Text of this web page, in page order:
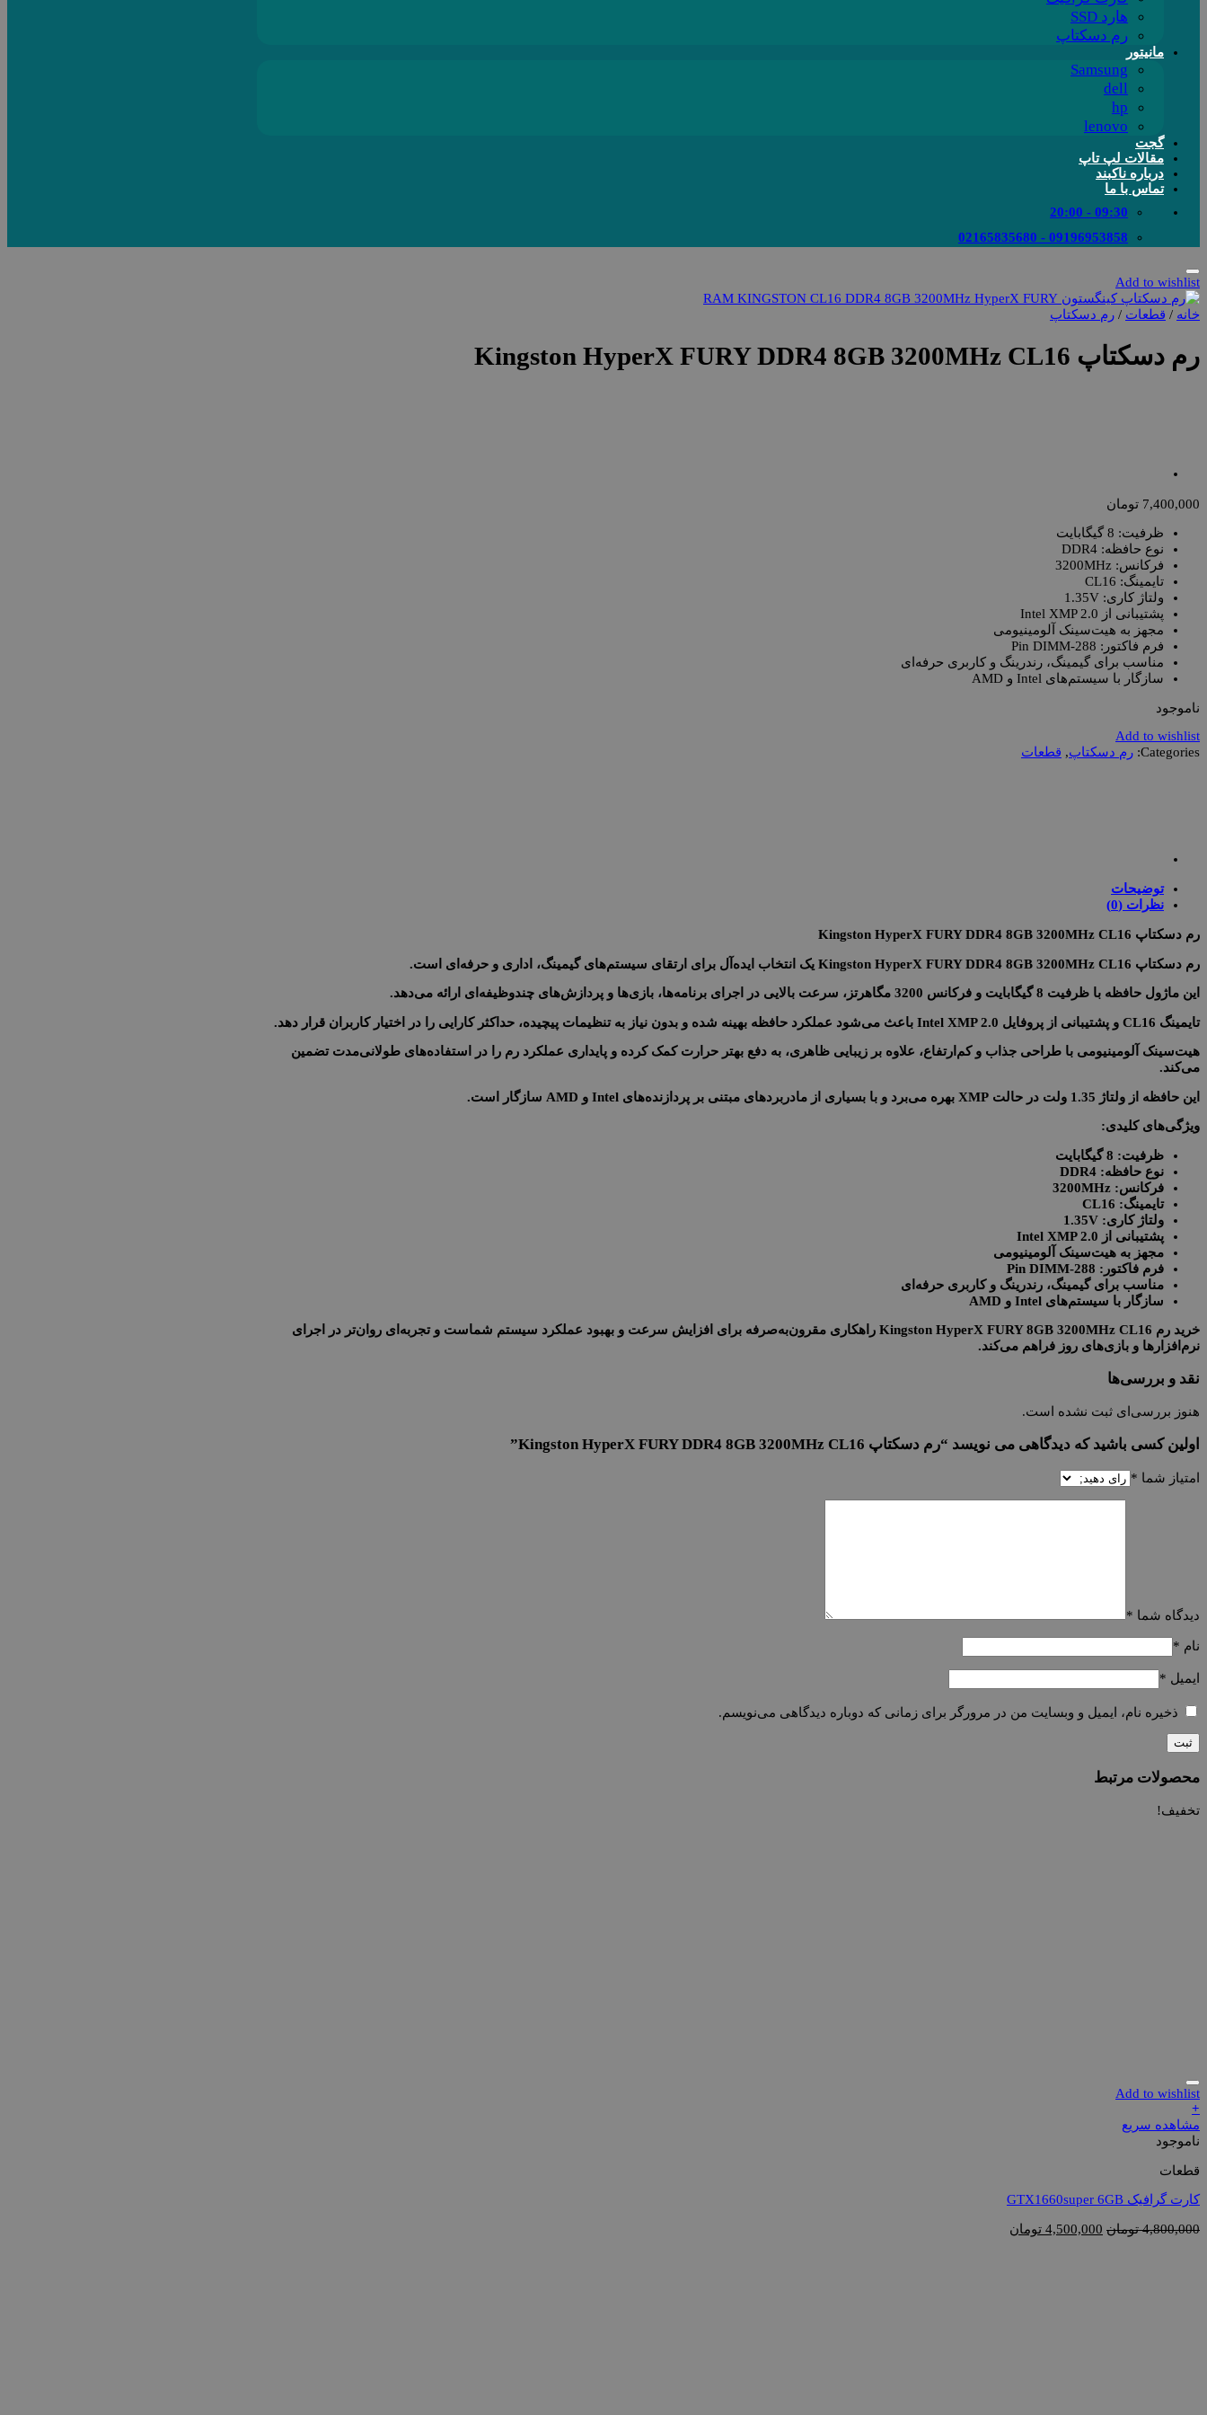
هارد SSD
رم دسکتاپ
مانیتور
Samsung
dell
hp
lenovo
گجت
مقالات لپ تاپ
درباره ناکبند
تماس با ما
09:30 - 20:00
09196953858 - 02165835680
Add to wishlist
خانه / قطعات / رم دسکتاپ
رم دسکتاپ Kingston HyperX FURY DDR4 8GB 3200MHz CL16
7,400,000 تومان
ظرفیت: 8 گیگابایت
نوع حافظه: DDR4
فرکانس: 3200MHz
تایمینگ: CL16
ولتاژ کاری: 1.35V
پشتیبانی از Intel XMP 2.0
مجهز به هیت‌سینک آلومینیومی
فرم فاکتور: 288-Pin DIMM
مناسب برای گیمینگ، رندرینگ و کاربری حرفه‌ای
سازگار با سیستم‌های Intel و AMD
ناموجود
Add to wishlist
Categories: رم دسکتاپ, قطعات
توضیحات
نظرات (0)
رم دسکتاپ Kingston HyperX FURY DDR4 8GB 3200MHz CL16
رم دسکتاپ Kingston HyperX FURY DDR4 8GB 3200MHz CL16 یک انتخاب ایده‌آل برای ارتقای سیستم‌های گیمینگ، اداری و حرفه‌ای است.
این ماژول حافظه با ظرفیت 8 گیگابایت و فرکانس 3200 مگاهرتز، سرعت بالایی در اجرای برنامه‌ها، بازی‌ها و پردازش‌های چندوظیفه‌ای ارائه می‌دهد.
تایمینگ CL16 و پشتیبانی از پروفایل Intel XMP 2.0 باعث می‌شود عملکرد حافظه بهینه شده و بدون نیاز به تنظیمات پیچیده، حداکثر کارایی را در اختیار کاربران قرار دهد.
هیت‌سینک آلومینیومی با طراحی جذاب و کم‌ارتفاع، علاوه بر زیبایی ظاهری، به دفع بهتر حرارت کمک کرده و پایداری عملکرد رم را در استفاده‌های طولانی‌مدت تضمین
می‌کند.
این حافظه از ولتاژ 1.35 ولت در حالت XMP بهره می‌برد و با بسیاری از مادربردهای مبتنی بر پردازنده‌های Intel و AMD سازگار است.
ویژگی‌های کلیدی:
ظرفیت: 8 گیگابایت
نوع حافظه: DDR4
فرکانس: 3200MHz
تایمینگ: CL16
ولتاژ کاری: 1.35V
پشتیبانی از Intel XMP 2.0
مجهز به هیت‌سینک آلومینیومی
فرم فاکتور: 288-Pin DIMM
مناسب برای گیمینگ، رندرینگ و کاربری حرفه‌ای
سازگار با سیستم‌های Intel
و AMD
خرید رم Kingston HyperX FURY 8GB 3200MHz CL16
راهکاری مقرون‌به‌صرفه برای افزایش سرعت و بهبود عملکرد سیستم شماست و تجربه‌ای روان‌تر در اجرای
نرم‌افزارها و بازی‌های روز فراهم می‌کند.
نقد و بررسی‌ها
هنوز بررسی‌ای ثبت نشده است.
اولین کسی باشید که دیدگاهی می نویسد “رم دسکتاپ Kingston HyperX FURY DDR4 8GB 3200MHz CL16”
امتیاز شما *
دیدگاه شما *
نام *
ایمیل *
ذخیره نام، ایمیل و وبسایت من در مرورگر برای زمانی که دوباره دیدگاهی می‌نویسم.
محصولات مرتبط
تخفیف!
Add to wishlist
+
مشاهده سریع
ناموجود
قطعات
کارت گرافیک GTX1660super 6GB
4,800,000 تومان قیمت
4,500,000 تومان